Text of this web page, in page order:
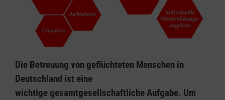
Die Betreuung von geflüchteten Menschen in
Deutschland ist eine
wichtige gesamtgesellschaftliche Aufgabe. Um